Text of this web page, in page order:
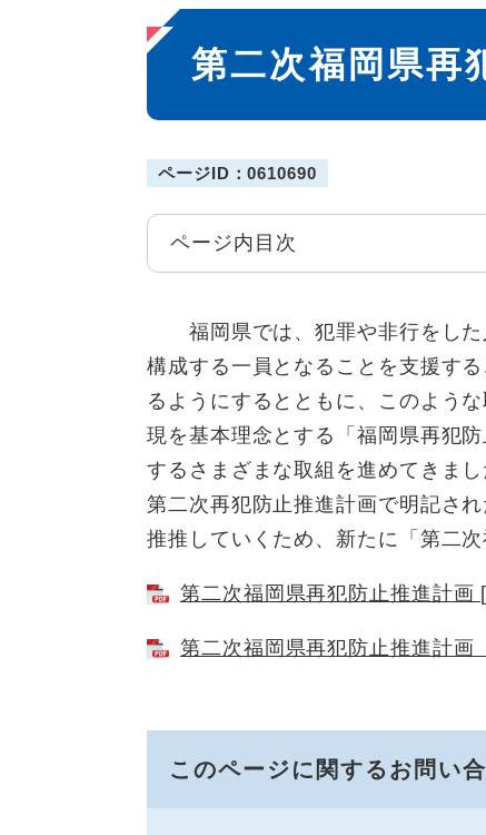
本
文
第二次福岡県再
ページID：0610690
ページ内目次
福岡県では、犯罪や非行をした
構成する一員となることを支援す
るようにするとともに、このよう
現を基本理念とする「福岡県再犯
するさまざまな取組を進めてきま
第二次再犯防止推進計画で明記さ
推推していくため、新たに「第二
第二次福岡県再犯防止推進計画
第二次福岡県再犯防止推進計
このページに関するお問い